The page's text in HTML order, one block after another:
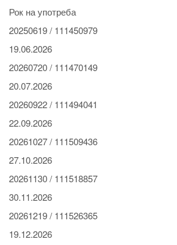
Рок на употреба
20250619 / 111450979
19.06.2026
20260720 / 111470149
20.07.2026
20260922 / 111494041
22.09.2026
20261027 / 111509436
27.10.2026
20261130 / 111518857
30.11.2026
20261219 / 111526365
19.12.2026